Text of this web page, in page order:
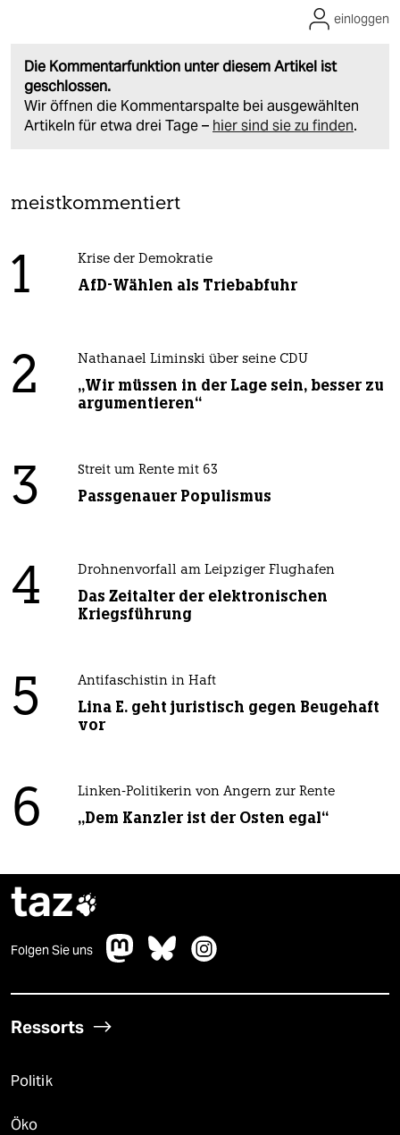
Die Kommentarfunktion unter diesem Artikel ist
geschlossen.
Wir öffnen die Kommentarspalte bei ausgewählten
Artikeln für etwa drei Tage – hier sind sie zu finden.
einloggen
meistkommentiert
1 Krise der Demokratie
AfD-Wählen als Triebabfuhr
2 Nathanael Liminski über seine CDU
„Wir müssen in der Lage sein, besser zu
argumentieren“
3 Streit um Rente mit 63
Passgenauer Populismus
4 Drohnenvorfall am Leipziger Flughafen
Das Zeitalter der elektronischen
Kriegsführung
5 Antifaschistin in Haft
Lina E. geht juristisch gegen Beugehaft
vor
6 Linken-Politikerin von Angern zur Rente
„Dem Kanzler ist der Osten egal“
taz
Folgen Sie uns
Ressorts
Politik
Öko